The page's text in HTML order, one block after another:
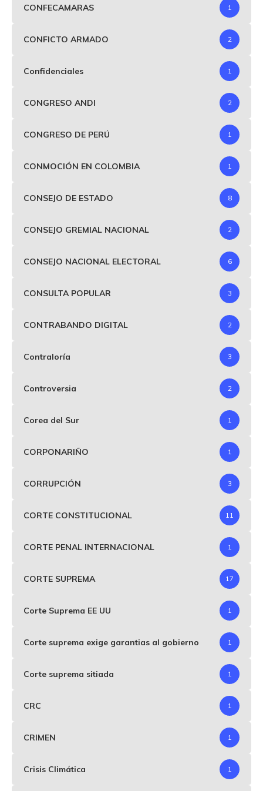
CONFECAMARAS 1
CONFICTO ARMADO 2
Confidenciales 1
CONGRESO ANDI 2
CONGRESO DE PERÚ 1
CONMOCIÓN EN COLOMBIA 1
CONSEJO DE ESTADO 8
CONSEJO GREMIAL NACIONAL 2
CONSEJO NACIONAL ELECTORAL 6
CONSULTA POPULAR 3
CONTRABANDO DIGITAL 2
Contraloría 3
Controversia 2
Corea del Sur 1
CORPONARIÑO 1
CORRUPCIÓN 3
CORTE CONSTITUCIONAL 11
CORTE PENAL INTERNACIONAL 1
CORTE SUPREMA 17
Corte Suprema EE UU 1
Corte suprema exige garantias al gobierno 1
Corte suprema sitiada 1
CRC 1
CRIMEN 1
Crisis Climática 1